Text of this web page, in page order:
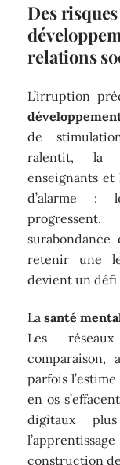
Des
relations
L’irruption
de
ralentit, la
enseignants
d’alarme :
surabondance
retenir une
devient un défi
Lasanté
Les
comparaison,
parfois
en os
digitaux
construction